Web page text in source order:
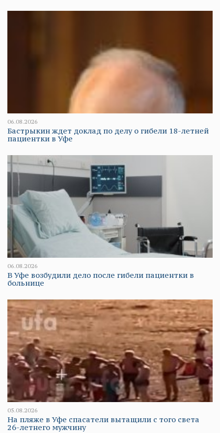
06.08.2026
Бастрыкин ждет доклад по делу о гибели 18-летней
пациентки в Уфе
06.08.2026
В Уфе возбудили дело после гибели пациентки в
больнице
05.08.2026
На пляже в Уфе спасатели вытащили с того света
26-летнего мужчину